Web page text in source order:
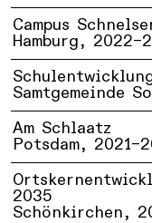
Campus
Hamburg,
Samtgemeinde
Am Schlaatz
Potsdam,
2035
Schönkirchen,